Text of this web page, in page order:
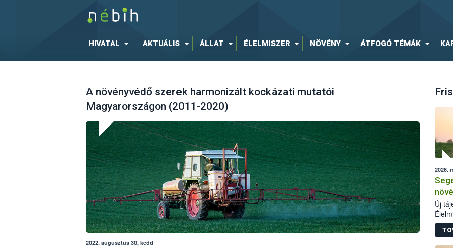
HIVATAL AKTUÁLIS ÁLLAT ÉLELMISZER NÖVÉNY ÁTFOGÓ TÉMÁK
A növényvédő szerek harmonizált kockázati mutatói
Magyarországon (2011-2020)
2022. augusztus 30, kedd
2026.
Új